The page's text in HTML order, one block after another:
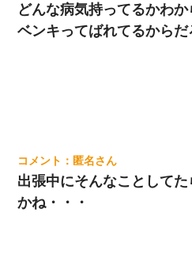
どんな病気持ってるかわ
ベンキってばれてるからだ
匿名
出張中にそんなことして
かね・・・